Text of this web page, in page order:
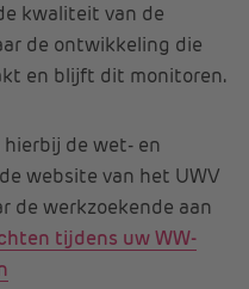
kwaliteit van de
de ontwikkeling die
en blijft dit monitoren.
de wet- en
website van het UWV
de werkzoekende aan
tijdens uw WW-